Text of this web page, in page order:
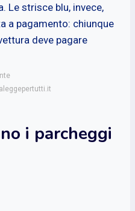
Le strisce blu, invece,
a pagamento: chiunque
deve pagare
i parcheggi